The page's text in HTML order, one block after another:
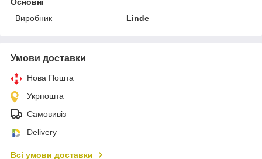
Виробник
Linde
Умови доставки
Нова Пошта
Укрпошта
Самовивіз
Delivery
Всі умови доставки